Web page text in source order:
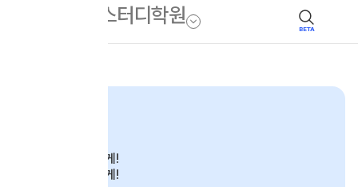
BETA
학습은 자유롭게!
관리는 철저하게!